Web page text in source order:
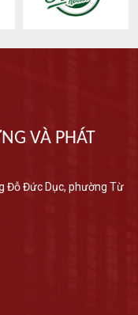
VÀ PHÁT
Đỗ Đức Dục, phường Từ